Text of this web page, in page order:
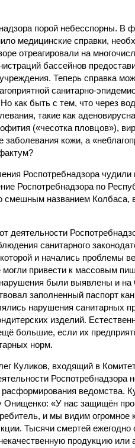
порой небесспорны. В
медицинские справки,
отреагировали на
бассейнов
Теперь справка
санитарно-
как быть с тем, что через
такие как
(«чесотка пловцов»),
заболевания кожи, а
Роспотребнадзора
Роспотребнадзора по
смешным названием Колбаса,
деятельности
санитарного
и начались проблемы
могли привести к массовым
были выявлены и
заполненный паспорт
нарушения санитарных
изделий.
большие, если их
норм.
Куликов, входящий в
ведомства.
Онищенко: «У нас защищён
и мы видим огромное
Тысячи смертей ежегодно
продукцию или